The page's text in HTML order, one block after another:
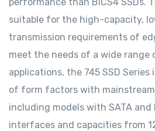
suitable for the high-capacity,
transmission requirements of
meet the needs of a wide range
applications, the 745 SSD
of form factors with
including models with SATA and
interfaces and capacities from